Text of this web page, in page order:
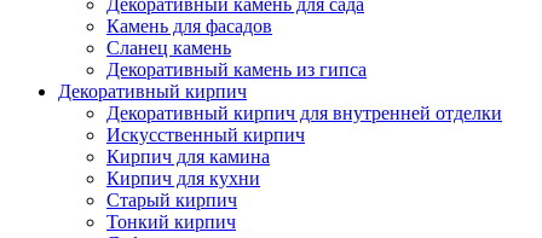
Декоративный камень для сада
Камень для фасадов
Сланец камень
Декоративный камень из гипса
Декоративный кирпич
Декоративный кирпич для внутренней отделки
Искусственный кирпич
Кирпич для камина
Кирпич для кухни
Старый кирпич
Тонкий кирпич